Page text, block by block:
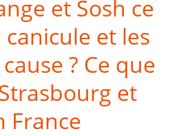
et Sosh ce
et les
? Ce que
et
France